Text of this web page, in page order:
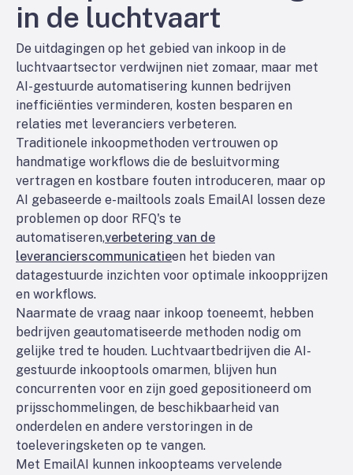
in de luchtvaart
De uitdagingen op het gebied van inkoop in de
luchtvaartsector verdwijnen niet zomaar, maar met
AI-gestuurde automatisering kunnen bedrijven
inefficiënties verminderen, kosten besparen en
relaties met leveranciers verbeteren.
Traditionele inkoopmethoden vertrouwen op
handmatige workflows die de besluitvorming
vertragen en kostbare fouten introduceren, maar op
AI gebaseerde e-mailtools zoals EmailAI lossen deze
problemen op door RFQ's te
automatiseren,verbetering van de
leverancierscommunicatieen het bieden van
datagestuurde inzichten voor optimale inkoopprijzen
en workflows.
Naarmate de vraag naar inkoop toeneemt, hebben
bedrijven geautomatiseerde methoden nodig om
gelijke tred te houden. Luchtvaartbedrijven die AI-
gestuurde inkooptools omarmen, blijven hun
concurrenten voor en zijn goed gepositioneerd om
prijsschommelingen, de beschikbaarheid van
onderdelen en andere verstoringen in de
toeleveringsketen op te vangen.
Met EmailAI kunnen inkoopteams vervelende